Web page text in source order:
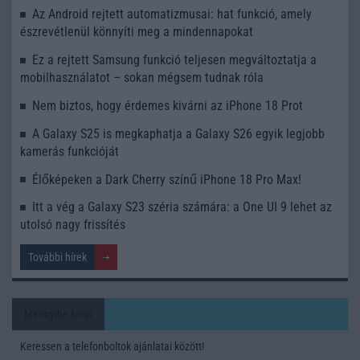
Az Android rejtett automatizmusai: hat funkció, amely
észrevétlenül könnyíti meg a mindennapokat
Ez a rejtett Samsung funkció teljesen megváltoztatja a
mobilhasználatot – sokan mégsem tudnak róla
Nem biztos, hogy érdemes kivárni az iPhone 18 Prot
A Galaxy S25 is megkaphatja a Galaxy S26 egyik legjobb
kamerás funkcióját
Élőképeken a Dark Cherry színű iPhone 18 Pro Max!
Itt a vég a Galaxy S23 széria számára: a One UI 9 lehet az
utolsó nagy frissítés
További hírek
Keressen a telefonboltok ajánlatai között!